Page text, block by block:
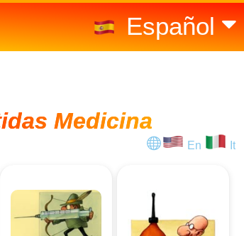
Español
English
Medicina
En It